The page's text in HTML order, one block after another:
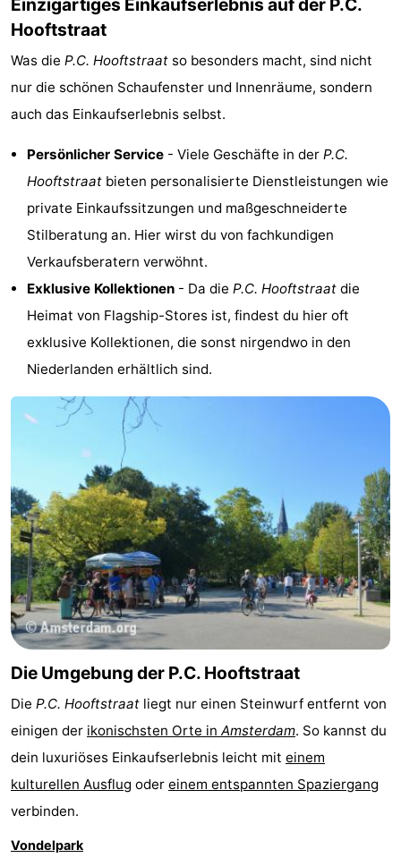
Hooftstraat
Was die P.C. Hooftstraat so besonders macht, sind nicht
nur die schönen Schaufenster und Innenräume, sondern
auch das Einkaufserlebnis selbst.
Persönlicher Service - Viele Geschäfte in der P.C.
Hooftstraat bieten personalisierte Dienstleistungen wie
private Einkaufssitzungen und maßgeschneiderte
Stilberatung an. Hier wirst du von fachkundigen
Verkaufsberatern verwöhnt.
Exklusive Kollektionen - Da die P.C. Hooftstraat die
Heimat von Flagship-Stores ist, findest du hier oft
exklusive Kollektionen, die sonst nirgendwo in den
Niederlanden erhältlich sind.
Die Umgebung der P.C. Hooftstraat
Die P.C. Hooftstraat liegt nur einen Steinwurf entfernt von
einigen der ikonischsten Orte in Amsterdam. So kannst du
dein luxuriöses Einkaufserlebnis leicht mit einem
kulturellen Ausflug oder einem entspannten Spaziergang
verbinden.
Vondelpark